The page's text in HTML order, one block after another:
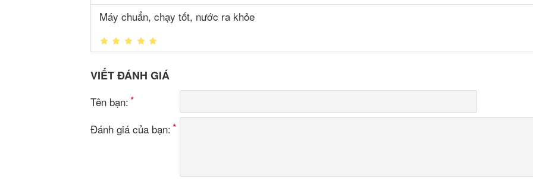
Máy chuẩn, chạy tốt, nước ra khỏe
VIẾT ĐÁNH GIÁ
Tên bạn:
Đánh giá của bạn: